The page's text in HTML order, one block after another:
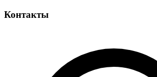
Контакты